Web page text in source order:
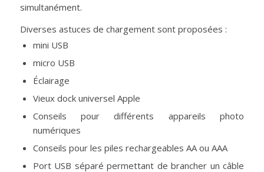
simultanément.
Diverses astuces de chargement sont proposées :
mini USB
micro USB
Éclairage
Vieux dock universel Apple
Conseils pour différents appareils photo
numériques
Conseils pour les piles rechargeables AA ou AAA
Port USB séparé permettant de brancher un câble